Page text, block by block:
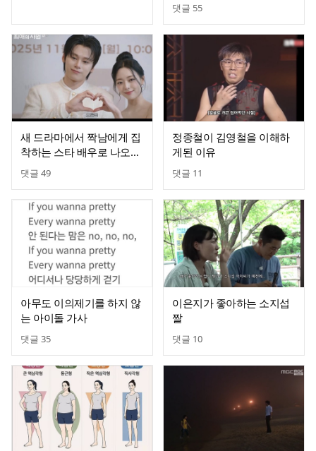
댓글 55
새 드라마에서 짝남에게 집
착하는 스타 배우로 나오는
있지 유나
댓글 49
정종철이 김영철을 이해하
게된 이유
댓글 11
아무도 이의제기를 하지 않
는 아이돌 가사
댓글 35
이은지가 좋아하는 소지섭
짤
댓글 10